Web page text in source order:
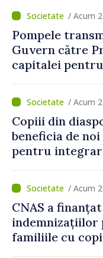
electronice.
invitați să se
eveniment
/ Acum
Pompele
Guvern către
capitalei
lui Vodă au fost
puse în
/ Acum
Copiii din
beneficia de
pentru
Republica
/ Acum
CNAS a
indemnizațiilor
familiile cu